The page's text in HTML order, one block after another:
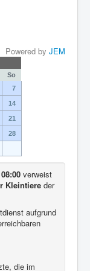
Powered by JEM
So
7
14
21
28
verweist
Kleintiere der
aufgrund
die im